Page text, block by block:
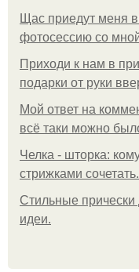
Щас приедут меня
фотосессию со
Приходи к нам в
подарки от руки
Мой ответ на
всё таки можно
Челка - шторка:
стрижками сочетать.
Стильные прически
идеи.